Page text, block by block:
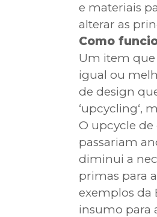
e materiais
alterar as
Como
Um item
igual ou
de design
‘upcycling‘,
O upcycle
passariam
diminui a
primas para
exemplos da
insumo para